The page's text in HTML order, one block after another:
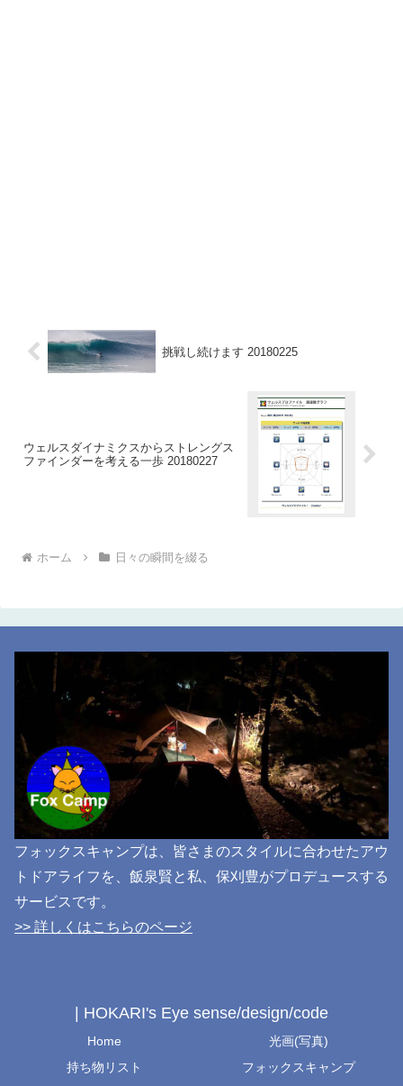
挑戦し続けます 20180225
ウェルスダイナミクスからストレングス
ファインダーを考える一歩 20180227
ホーム 日々の瞬間を綴る
フォックスキャンプは、皆さまのスタイルに合わせたアウ
トドアライフを、飯泉賢と私、保刈豊がプロデュースする
サービスです。
>> 詳しくはこちらのページ
| HOKARI's Eye sense/design/code
Home
光画(写真)
持ち物リスト
フォックスキャンプ